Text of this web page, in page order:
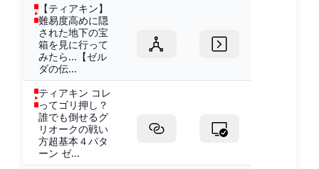
【ティアキン】
難易度高めに隠
された地下の宝
箱を見に行って
みたら...【ゼル
ダの伝...
ティアキン コレ
ってゴリ押し？
誰でも倒せるグ
リオークの戦い
方超基本４パタ
ーン ゼ...